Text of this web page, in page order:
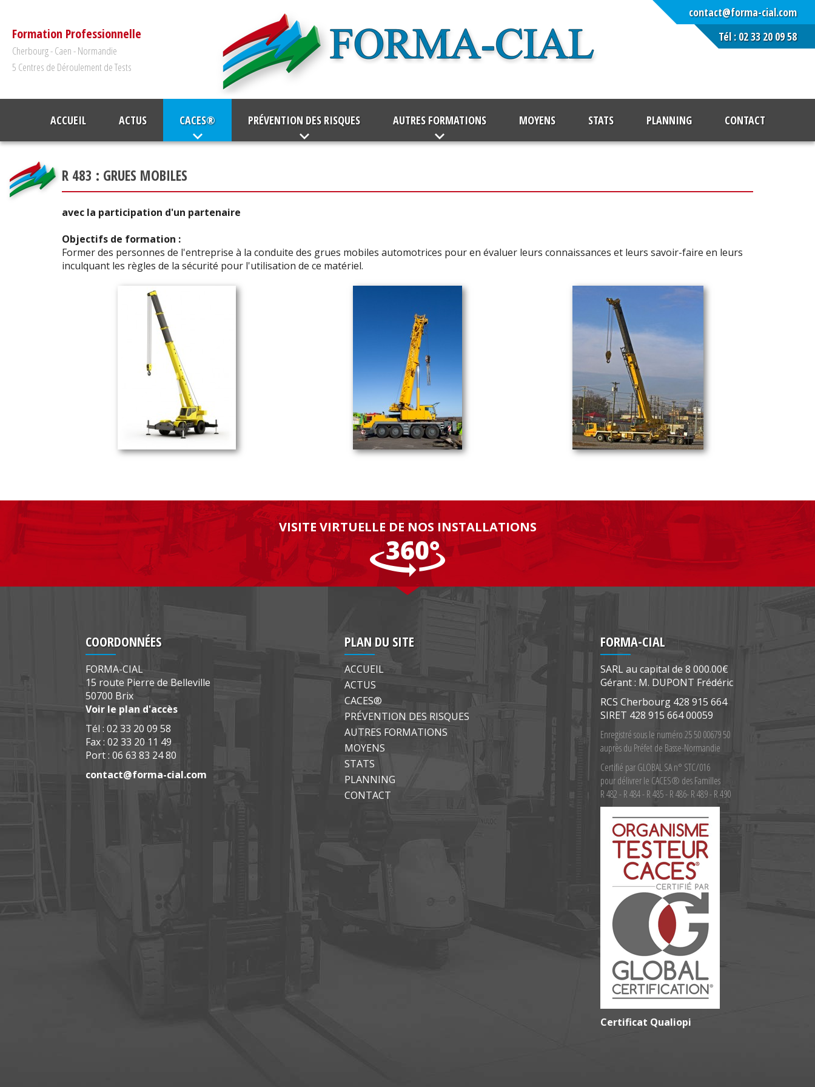
Formation Professionnelle
Cherbourg - Caen - Normandie
5 Centres de Déroulement de Tests
contact@forma-cial.com
Tél : 02 33 20 09 58
ACCUEIL ACTUS CACES® PRÉVENTION DES RISQUES AUTRES FORMATIONS MOYENS STATS PLANNING CONTACT
R 483 : GRUES MOBILES
avec la participation d'un partenaire
Objectifs de formation :
Former des personnes de l'entreprise à la conduite des grues mobiles automotrices pour en évaluer leurs connaissances et leurs savoir-faire en leurs
inculquant les règles de la sécurité pour l'utilisation de ce matériel.
VISITE VIRTUELLE DE NOS INSTALLATIONS
COORDONNÉES
FORMA-CIAL
15 route Pierre de Belleville
50700 Brix
Voir le plan d'accès
Tél : 02 33 20 09 58
Fax : 02 33 20 11 49
Port : 06 63 83 24 80
contact@forma-cial.com
PLAN DU SITE
ACCUEIL
ACTUS
CACES®
PRÉVENTION DES RISQUES
AUTRES FORMATIONS
MOYENS
STATS
PLANNING
CONTACT
FORMA-CIAL
SARL au capital de 8 000.00€
Gérant : M. DUPONT Frédéric
RCS Cherbourg 428 915 664
SIRET 428 915 664 00059
Enregistré sous le numéro 25 50 00679 50
auprès du Préfet de Basse-Normandie
Certifié par GLOBAL SA n° STC/016
pour délivrer le CACES® des Familles
R 482 - R 484 - R 485 - R 486- R 489 - R 490
Certificat Qualiopi